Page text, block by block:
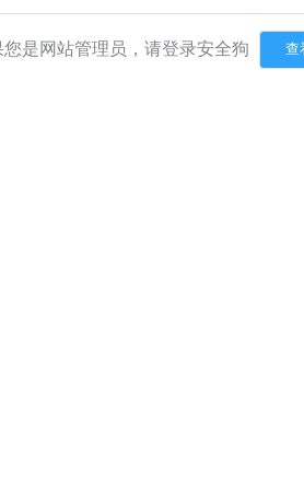
您是网站管理员，请登录安全狗